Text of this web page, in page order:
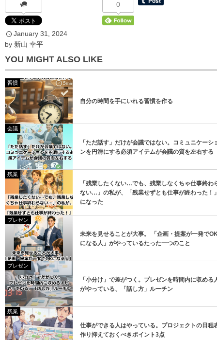
メールアドレス
登録
0
January 31,2024
by 新山 幸平
YOU MIGHT ALSO LIKE
習慣
自分の時間を手にいれる習慣を作る
会議
「ただ話す」だけが会議ではない。コミュニケーシ
ンを円滑にする必須アイテムが会議の質を左右する
残業
「残業したくない…でも、残業しなくちゃ仕事終わ
ない…」の私が、「残業せずとも仕事が終わった！
になった
プレゼン
未来を見せることが大事。 「企画・提案が一発で
になる人」がやっているたった一つのこと
プレゼン
「小分け」で差がつく。プレゼンを時間内に収める
がやっている、「話し方」ルーチン
残業
仕事ができる人はやっている。プロジェクトの日程
作り抑えておくべきポイント3点